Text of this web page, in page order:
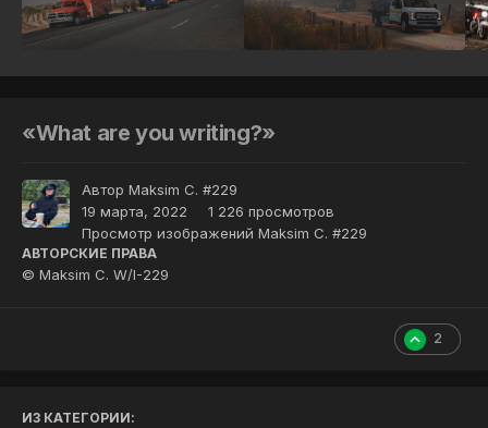
«What are you writing?»
Автор Maksim C. #229
19 марта, 2022
1 226 просмотров
Просмотр изображений Maksim C. #229
АВТОРСКИЕ ПРАВА
© Maksim C. W/I-229
2
ИЗ КАТЕГОРИИ: